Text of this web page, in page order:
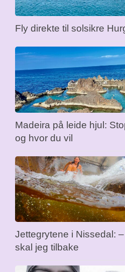
Fly direkte til solsikre
Madeira på leide hjul:
og hvor du vil
Jettegrytene i Nissedal:
skal jeg tilbake